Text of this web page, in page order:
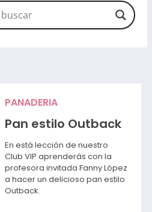
PANADERIA
Pan estilo Outback
En está lección de nuestro
Club VIP aprenderás con la
profesora invitada Fanny López
a hacer un delicioso pan estilo
Outback.